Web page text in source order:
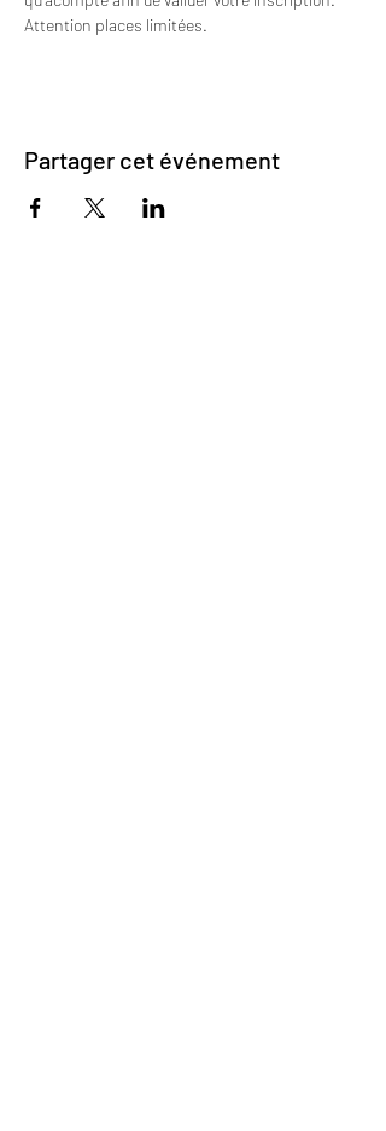
Attention places limitées.
Partager cet événement